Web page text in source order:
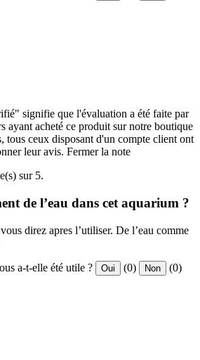
signifie que l'évaluation a été faite par
ayant acheté ce produit sur notre boutique
tous ceux disposant d'un compte client ont
leur avis. Fermer la note
sur 5.
de l’eau dans cet aquarium ?
direz apres l’utiliser. De l’eau comme
a-t-elle été utile ? Oui (0) Non (0)